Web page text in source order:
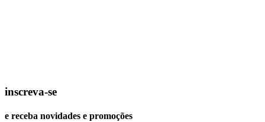
inscreva-se
e receba novidades e promoções